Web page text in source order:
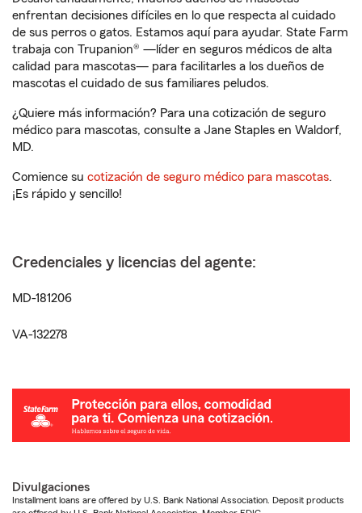
enfrentan decisiones difíciles en lo que respecta al cuidado
de sus perros o gatos. Estamos aquí para ayudar. State Farm
trabaja con Trupanion® —líder en seguros médicos de alta
calidad para mascotas— para facilitarles a los dueños de
mascotas el cuidado de sus familiares peludos.
¿Quiere más información? Para una cotización de seguro
médico para mascotas, consulte a Jane Staples en Waldorf,
MD.
Comience su cotización de seguro médico para mascotas.
¡Es rápido y sencillo!
Credenciales y licencias del agente:
MD-181206
VA-132278
Divulgaciones
Installment loans are offered by U.S. Bank National Association. Deposit products